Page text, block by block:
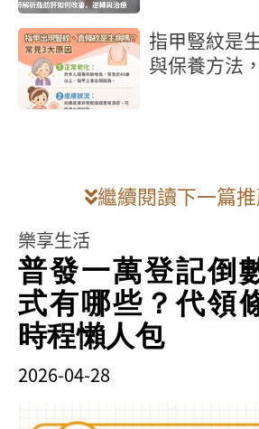
指甲豎紋是
與保養方法
繼續閱讀下一篇
樂享生活
普發一萬登記倒
式有哪些？代領
時程懶人包
2026-04-28